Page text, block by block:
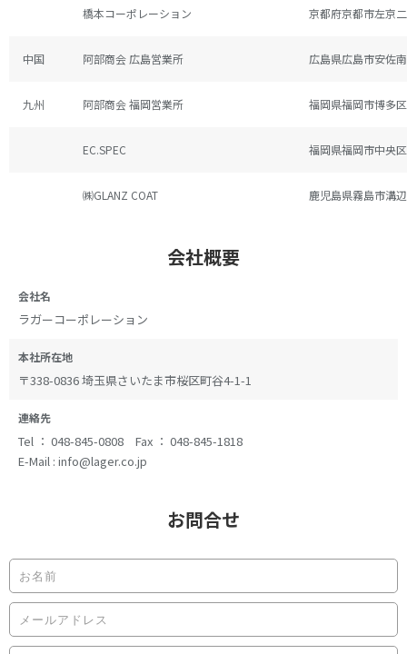
橋本コーポレーション 京都府京都市左京
中国 阿部商会 広島営業所 広島県広島市安佐
九州 阿部商会 福岡営業所 福岡県福岡市博多
EC.SPEC 福岡県福岡市中央
㈱GLANZ COAT 鹿児島県霧島市溝
会社概要
会社名
ラガーコーポレーション
本社所在地
〒338-0836 埼玉県さいたま市桜区町谷4-1-1
連絡先
Tel ： 048-845-0808 Fax ： 048-845-1818
E-Mail : info@lager.co.jp
お問合せ